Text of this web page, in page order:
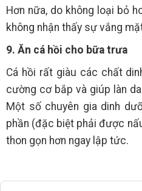
Hơn nữa, do không loại bỏ
không nhận thấy sự vắng
9. Ăn cá hồi cho bữa trưa
Cá hồi rất giàu các chất
cường cơ bắp và giúp làn
Một số chuyên gia dinh
phần (đặc biệt phải được
thon gọn hơn ngay lập tức.